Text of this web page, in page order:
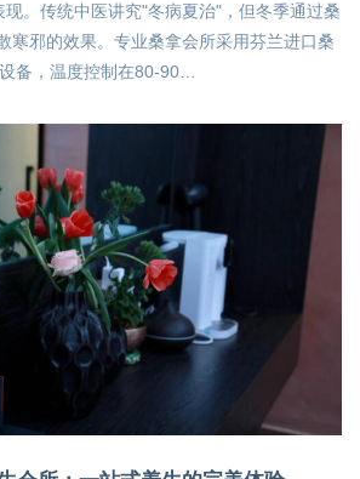
。传统中医讲究"冬病夏治"，但冬季通过桑
寒邪的效果。专业桑拿会所采用芬兰进口桑
备，温度控制在80-90…